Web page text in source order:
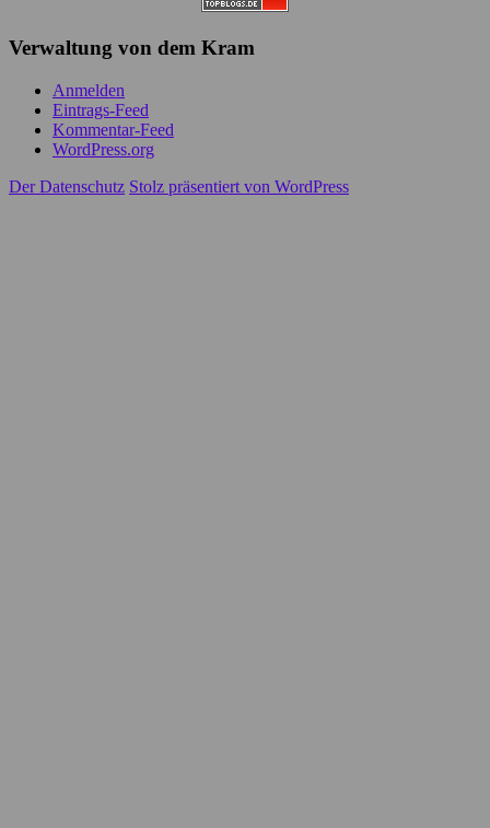
Verwaltung von dem Kram
Anmelden
Eintrags-Feed
Kommentar-Feed
WordPress.org
Der Datenschutz Stolz präsentiert von WordPress